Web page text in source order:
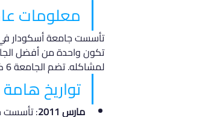
معلومات
تكون واحدة من أفضل
لمشاكله. تضم الجامعة 6 كليات ومدرسة مهنية واحدة، وتوفر 39 برنامج دراسي مختلف لطلاب البكالوريوس.
تواريخ
مارس 2011
: تأسست